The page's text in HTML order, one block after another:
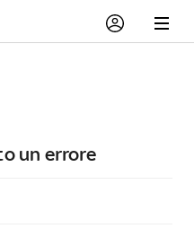
un errore